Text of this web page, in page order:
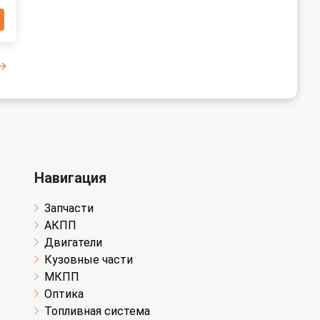
Навигация
Запчасти
АКПП
Двигатели
Кузовные части
МКПП
Оптика
Топливная система